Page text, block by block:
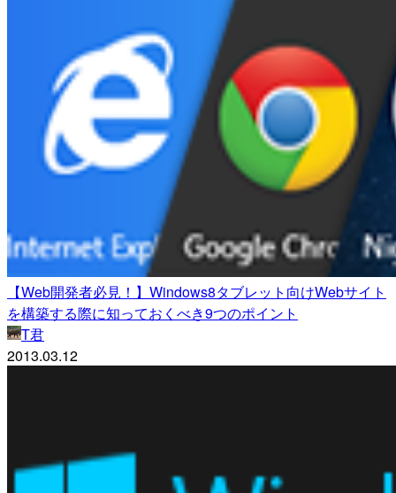
【Web開発者必見！】Windows8タブレット向けWebサイト
を構築する際に知っておくべき9つのポイント
T君
2013.03.12